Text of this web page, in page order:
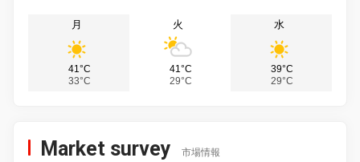
月
41°C
33°C
火
41°C
29°C
水
39°C
29°C
Market survey 市場情報